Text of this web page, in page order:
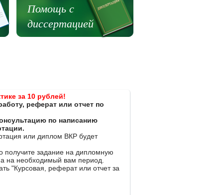
Помощь с
диссертацией
за 10 рублей!
реферат или отчет по
по написанию
или диплом ВКР будет
получите задание на дипломную
на необходимый вам период.
"Курсовая, реферат или отчет за